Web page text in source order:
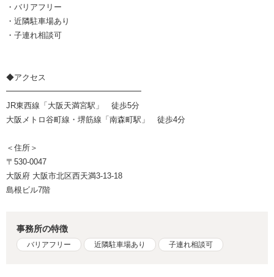
・バリアフリー
・近隣駐車場あり
・子連れ相談可
◆アクセス
━━━━━━━━━━━━━━━━━
JR東西線「大阪天満宮駅」 徒歩5分
大阪メトロ谷町線・堺筋線「南森町駅」 徒歩4分
＜住所＞
〒530-0047
大阪府 大阪市北区西天満3-13-18
島根ビル7階
事務所の特徴
バリアフリー 近隣駐車場あり 子連れ相談可